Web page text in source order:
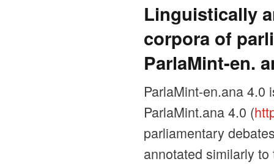
Linguistically
corpora of
ParlaMint-en.
ParlaMint-en.ana 4.0
ParlaMint.ana 4.0 (
parliamentary
annotated similarly